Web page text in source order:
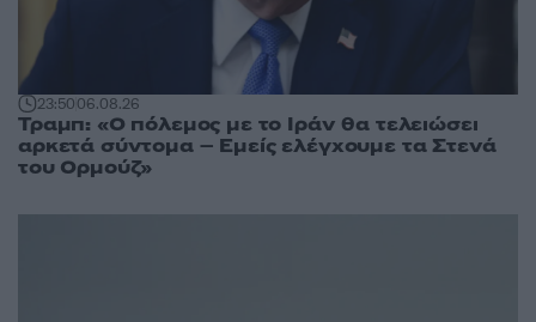
23:5006.08.26
Τραμπ: «Ο πόλεμος με το Ιράν θα τελειώσει
αρκετά σύντομα – Εμείς ελέγχουμε τα Στενά
του Ορμούζ»